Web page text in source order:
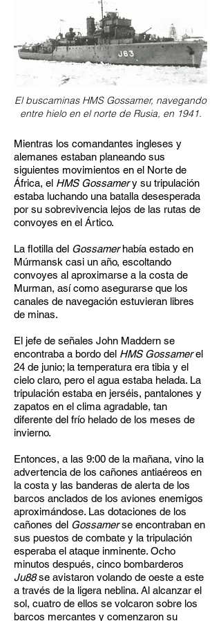
El buscaminas HMS Gossamer, navegando
entre hielo en el norte de Rusia, en 1941.
Mientras los comandantes ingleses y
alemanes estaban planeando sus
siguientes movimientos en el Norte de
África, el HMS Gossamery su tripulación
estaba luchando una batalla desesperada
por su sobrevivencia lejos de las rutas de
convoyes en el Ártico.
La flotilla del Gossamerhabía estado en
Múrmansk casi un año, escoltando
convoyes al aproximarse a la costa de
Murman, así como asegurarse que los
canales de navegación estuvieran libres
de minas.
El jefe de señales John Maddern se
encontraba a bordo del HMS Gossamerel
24 de junio; la temperatura era tibia y el
cielo claro, pero el agua estaba helada. La
tripulación estaba en jerséis, pantalones y
zapatos en el clima agradable, tan
diferente del frío helado de los meses de
invierno.
Entonces, a las 9:00 de la mañana, vino la
advertencia de los cañones antiaéreos en
la costa y las banderas de alerta de los
barcos anclados de los aviones enemigos
aproximándose. Las dotaciones de los
cañones del Gossamerse encontraban en
sus puestos de combate y la tripulación
esperaba el ataque inminente. Ocho
minutos después, cinco bombarderos
Ju88se avistaron volando de oeste a este
a través de la ligera neblina. Al alcanzar el
sol, cuatro de ellos se volcaron sobre los
barcos mercantes y comenzaron su